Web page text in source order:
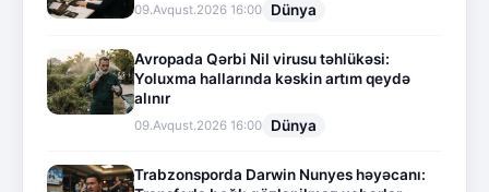
09.Avqust.2026 16:00 Dünya
Avropada Qərbi Nil virusu təhlükəsi:
Yoluxma hallarında kəskin artım qeydə
alınır
09.Avqust.2026 16:00 Dünya
Trabzonsporda Darwin Nunyes həyəcanı: